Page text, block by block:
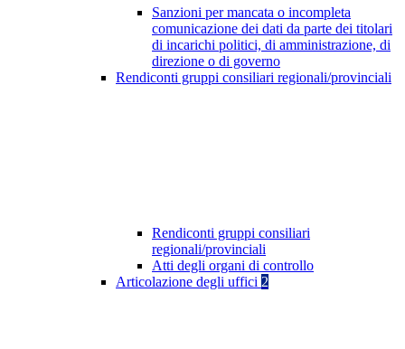
Sanzioni per mancata o incompleta
comunicazione dei dati da parte dei titolari
di incarichi politici, di amministrazione, di
direzione o di governo
Rendiconti gruppi consiliari regionali/provinciali
Rendiconti gruppi consiliari
regionali/provinciali
Atti degli organi di controllo
Articolazione degli uffici 2